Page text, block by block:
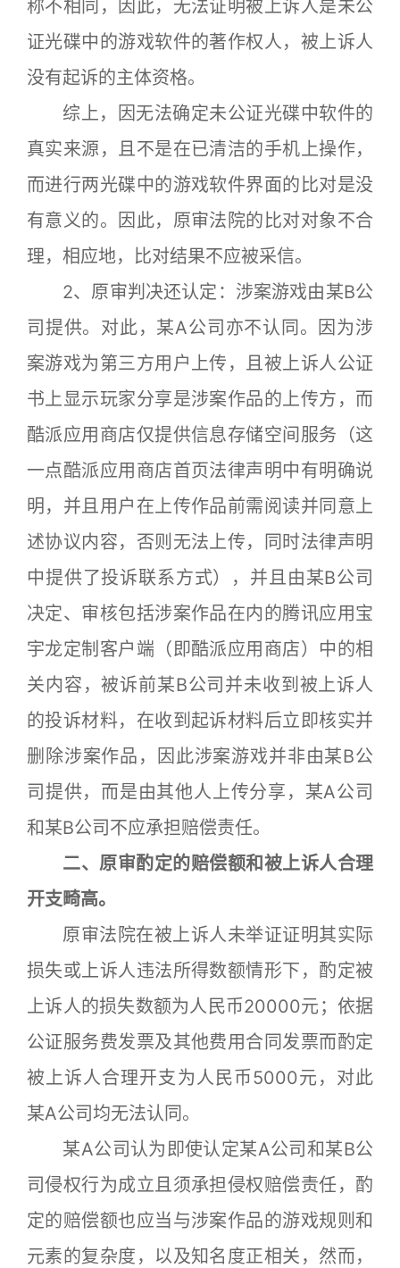
称不相同，因此，无法证明被上诉人是未公
证光碟中的游戏软件的著作权人，被上诉人
没有起诉的主体资格。
综上，因无法确定未公证光碟中软件的
真实来源，且不是在已清洁的手机上操作，
而进行两光碟中的游戏软件界面的比对是没
有意义的。因此，原审法院的比对对象不合
理，相应地，比对结果不应被采信。
2、原审判决还认定：涉案游戏由某B公
司提供。对此，某A公司亦不认同。因为涉
案游戏为第三方用户上传，且被上诉人公证
书上显示玩家分享是涉案作品的上传方，而
酷派应用商店仅提供信息存储空间服务（这
一点酷派应用商店首页法律声明中有明确说
明，并且用户在上传作品前需阅读并同意上
述协议内容，否则无法上传，同时法律声明
中提供了投诉联系方式），并且由某B公司
决定、审核包括涉案作品在内的腾讯应用宝
宇龙定制客户端（即酷派应用商店）中的相
关内容，被诉前某B公司并未收到被上诉人
的投诉材料，在收到起诉材料后立即核实并
删除涉案作品，因此涉案游戏并非由某B公
司提供，而是由其他人上传分享，某A公司
和某B公司不应承担赔偿责任。
二、原审酌定的赔偿额和被上诉人合理
开支畸高。
原审法院在被上诉人未举证证明其实际
损失或上诉人违法所得数额情形下，酌定被
上诉人的损失数额为人民币20000元；依据
公证服务费发票及其他费用合同发票而酌定
被上诉人合理开支为人民币5000元，对此
某A公司均无法认同。
某A公司认为即使认定某A公司和某B公
司侵权行为成立且须承担侵权赔偿责任，酌
定的赔偿额也应当与涉案作品的游戏规则和
元素的复杂度，以及知名度正相关，然而，